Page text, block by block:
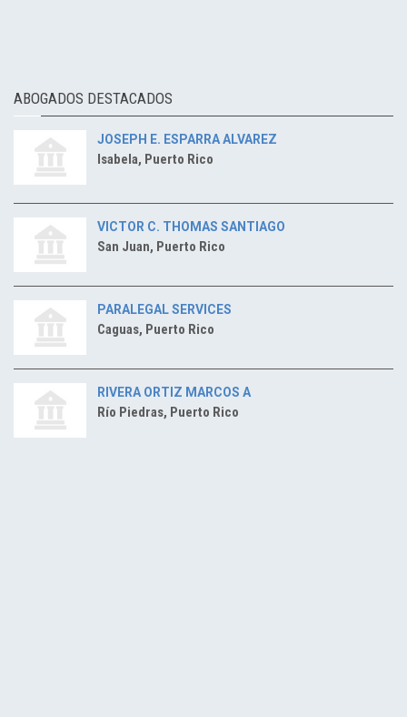
ABOGADOS DESTACADOS
JOSEPH E. ESPARRA ALVAREZ
Isabela, Puerto Rico
VICTOR C. THOMAS SANTIAGO
San Juan, Puerto Rico
PARALEGAL SERVICES
Caguas, Puerto Rico
RIVERA ORTIZ MARCOS A
Río Piedras, Puerto Rico